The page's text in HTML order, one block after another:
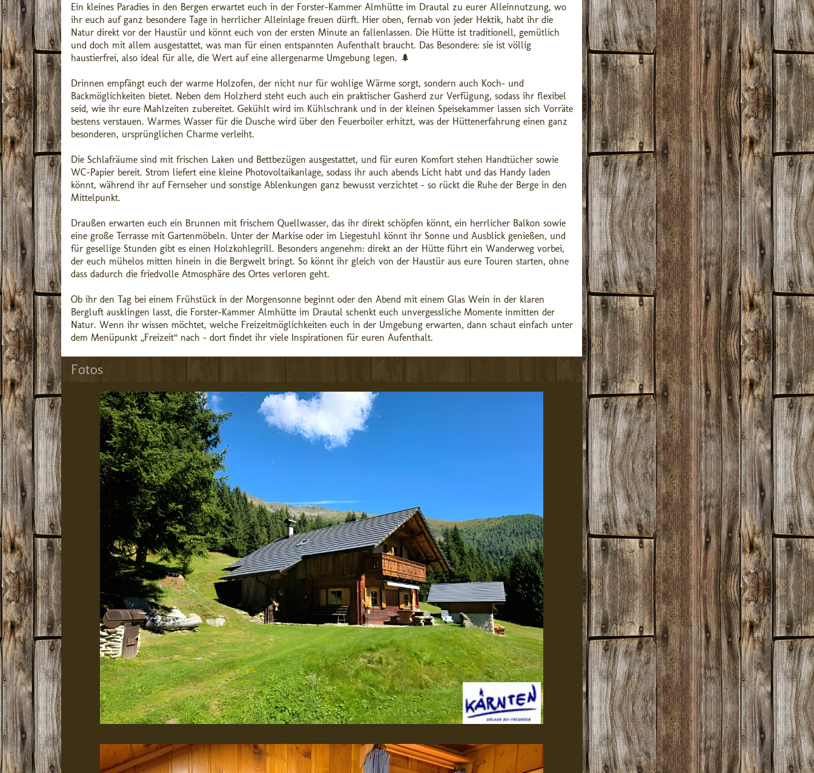
Ein kleines Paradies in den Bergen erwartet euch in der Forster-Kammer Almhütte im Drautal zu eurer Alleinnutzung, wo
ihr euch auf ganz besondere Tage in herrlicher Alleinlage freuen dürft. Hier oben, fernab von jeder Hektik, habt ihr die
Natur direkt vor der Haustür und könnt euch von der ersten Minute an fallenlassen. Die Hütte ist traditionell, gemütlich
und doch mit allem ausgestattet, was man für einen entspannten Aufenthalt braucht. Das Besondere: sie ist völlig
haustierfrei, also ideal für alle, die Wert auf eine allergenarme Umgebung legen. 🌲
Drinnen empfängt euch der warme Holzofen, der nicht nur für wohlige Wärme sorgt, sondern auch Koch- und
Backmöglichkeiten bietet. Neben dem Holzherd steht euch auch ein praktischer Gasherd zur Verfügung, sodass ihr flexibel
seid, wie ihr eure Mahlzeiten zubereitet. Gekühlt wird im Kühlschrank und in der kleinen Speisekammer lassen sich Vorräte
bestens verstauen. Warmes Wasser für die Dusche wird über den Feuerboiler erhitzt, was der Hüttenerfahrung einen ganz
besonderen, ursprünglichen Charme verleiht.
Die Schlafräume sind mit frischen Laken und Bettbezügen ausgestattet, und für euren Komfort stehen Handtücher sowie
WC-Papier bereit. Strom liefert eine kleine Photovoltaikanlage, sodass ihr auch abends Licht habt und das Handy laden
könnt, während ihr auf Fernseher und sonstige Ablenkungen ganz bewusst verzichtet – so rückt die Ruhe der Berge in den
Mittelpunkt.
Draußen erwarten euch ein Brunnen mit frischem Quellwasser, das ihr direkt schöpfen könnt, ein herrlicher Balkon sowie
eine große Terrasse mit Gartenmöbeln. Unter der Markise oder im Liegestuhl könnt ihr Sonne und Ausblick genießen, und
für gesellige Stunden gibt es einen Holzkohlegrill. Besonders angenehm: direkt an der Hütte führt ein Wanderweg vorbei,
der euch mühelos mitten hinein in die Bergwelt bringt. So könnt ihr gleich von der Haustür aus eure Touren starten, ohne
dass dadurch die friedvolle Atmosphäre des Ortes verloren geht.
Ob ihr den Tag bei einem Frühstück in der Morgensonne beginnt oder den Abend mit einem Glas Wein in der klaren
Bergluft ausklingen lasst, die Forster-Kammer Almhütte im Drautal schenkt euch unvergessliche Momente inmitten der
Natur. Wenn ihr wissen möchtet, welche Freizeitmöglichkeiten euch in der Umgebung erwarten, dann schaut einfach unter
dem Menüpunkt „Freizeit“ nach – dort findet ihr viele Inspirationen für euren Aufenthalt.
Fotos